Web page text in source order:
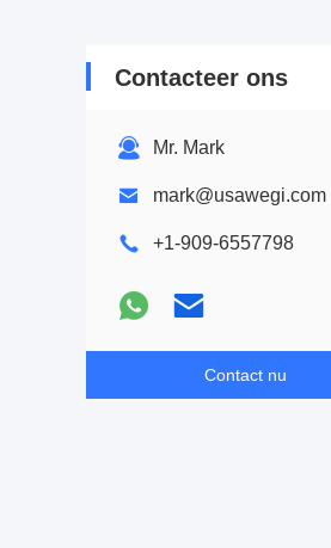
Contacteer ons
Mr. Mark
mark@usawegi.com
+1-909-6557798
Contact nu